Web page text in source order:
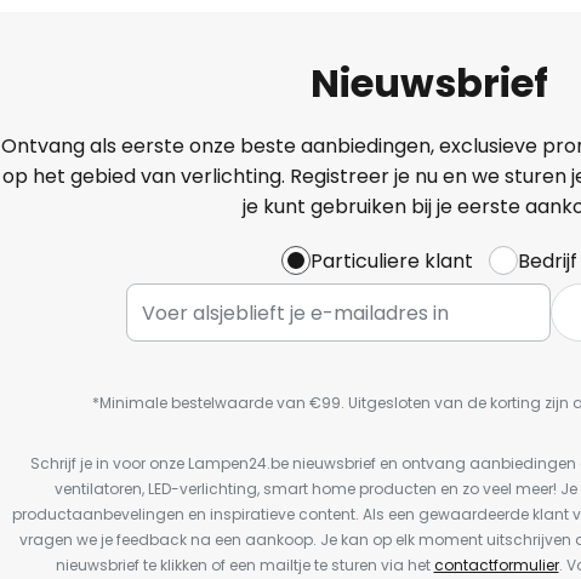
Nieuwsbrief
Ontvang als eerste onze beste aanbiedingen, exclusieve
op het gebied van verlichting. Registreer je nu en we sturen
je kunt gebruiken bij je eerste
Particuliere klant
Bedrijf
*Minimale bestelwaarde van €99. Uitgesloten van de korting zijn
Schrijf je in voor onze Lampen24.be nieuwsbrief en ontvang
ventilatoren, LED-verlichting, smart home producten en zo veel meer!
productaanbevelingen en inspiratieve content. Als een gewaardeerde klant
vragen we je feedback na een aankoop. Je kan op elk moment
nieuwsbrief te klikken of een mailtje te sturen via hetcontactformulier.